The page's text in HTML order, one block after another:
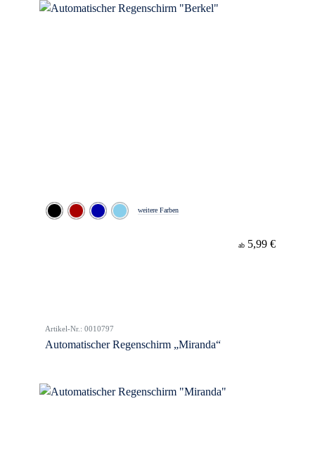
weitere Farben
ab 5,99 €
Artikel-Nr.: 0010797
Automatischer Regenschirm „Miranda“